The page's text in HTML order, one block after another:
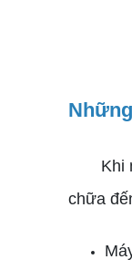
Khi
chữa